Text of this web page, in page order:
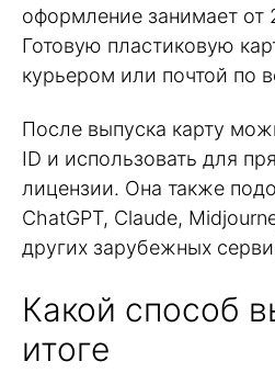
оформление занимает от
Готовую пластиковую
курьером или почтой по
После выпуска карту
ID и использовать для
лицензии. Она также
ChatGPT, Claude,
других зарубежных
Какой способ
итоге